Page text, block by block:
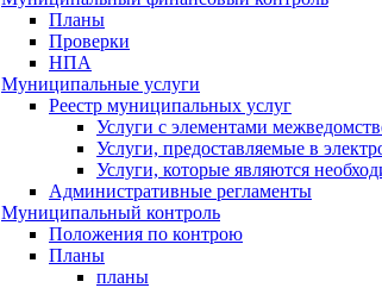
Планы
Проверки
НПА
Муниципальные услуги
Реестр муниципальных услуг
Услуги с элементами
Услуги, предоставляемые в
Услуги, которые являются
Административные регламенты
Муниципальный контроль
Положения по контрою
Планы
планы